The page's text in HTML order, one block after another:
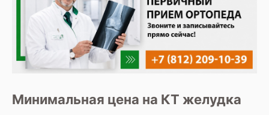
Минимальная цена на КТ желудка